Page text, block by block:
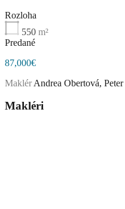
Rozloha
550 m²
Predané
87,000€
Maklér Andrea Obertová,
Makléri